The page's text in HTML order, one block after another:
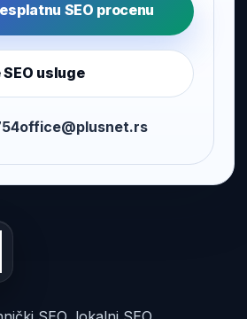
SEO procenu
usluge
office@plusnet.rs